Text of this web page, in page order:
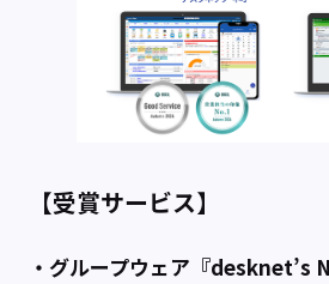
【受賞サービス】
・グループウェア『desknet’s